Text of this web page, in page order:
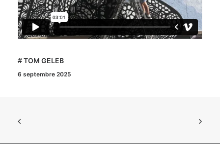
# TOM GELEB
6 septembre 2025